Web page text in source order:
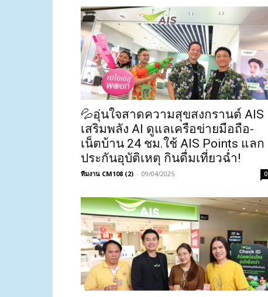
💦อุ่นใจสาดความสุขสงกรานต์ AIS
เสริมพลัง AI ดูแลเครือข่ายมือถือ-
เน็ตบ้าน 24 ชม.ใช้ AIS Points แลก
ประกันอุบัติเหตุ กินดื่มเที่ยวฉ่ำ!
ทีมงาน CM108 (2) - 09/04/2025 0